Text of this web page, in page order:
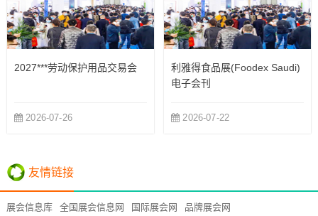
2027***劳动保护用品交易会
2026-07-26
利雅得食品展(Foodex Saudi)
电子会刊
2026-07-22
友情链接
展会信息库 全国展会信息网 国际展会网 品牌展会网